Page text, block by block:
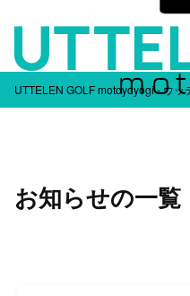
UTTELEN GOLF motoyoyogi - ウッ
お知らせの一覧